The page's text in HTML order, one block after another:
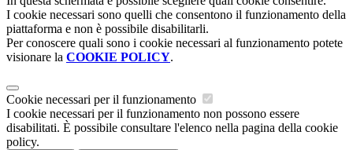
I cookie necessari sono quelli che consentono il funzionamento della
piattaforma e non è possibile disabilitarli.
Per conoscere quali sono i cookie necessari al funzionamento potete
visionare la COOKIE POLICY.
Cookie necessari per il funzionamento
I cookie necessari per il funzionamento non possono essere
disabilitati. È possibile consultare l'elenco nella pagina della cookie
policy.